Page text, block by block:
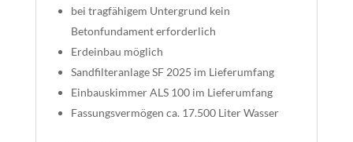
bei tragfähigem Untergrund kein
Betonfundament erforderlich
Erdeinbau möglich
Sandfilteranlage SF 2025 im Lieferumfang
Einbauskimmer ALS 100 im Lieferumfang
Fassungsvermögen ca. 17.500 Liter Wasser